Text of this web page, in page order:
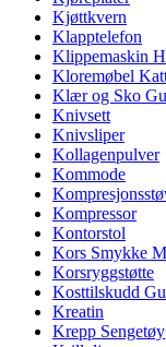
Kjøttkvern
Klapptelefon
Klippemaskin
Kloremøbel
Klær og Sko
Knivsett
Knivsliper
Kollagenpulver
Kommode
Kompressor
Kontorstol
Kors Smykke
Korsryggstøtte
Kosttilskudd
Kreatin
Krepp Sengetøy